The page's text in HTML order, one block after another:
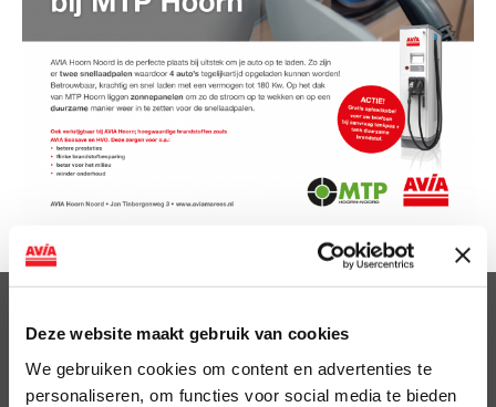
Deze website maakt gebruik van cookies
We gebruiken cookies om content en advertenties te
personaliseren, om functies voor social media te bieden
Voordelen